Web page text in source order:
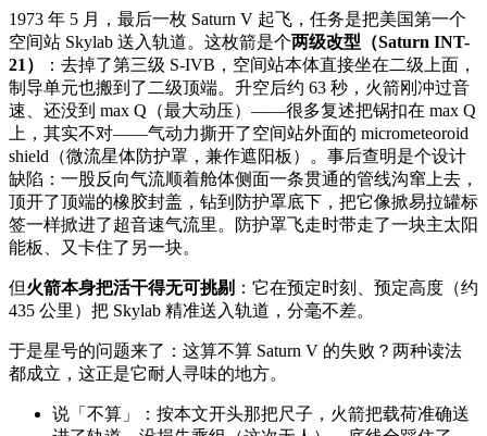
1973 年 5 月，最后一枚 Saturn V 起飞，任务是把美国第一个
空间站 Skylab 送入轨道。这枚箭是个两级改型（Saturn INT-
21）
：去掉了第三级 S-IVB，空间站本体直接坐在二级上面，
制导单元也搬到了二级顶端。升空后约 63 秒，火箭刚冲过音
速、还没到 max Q（最大动压）——很多复述把锅扣在 max Q
上，其实不对——气动力撕开了空间站外面的 micrometeoroid
shield（微流星体防护罩，兼作遮阳板）。事后查明是个设计
缺陷：一股反向气流顺着舱体侧面一条贯通的管线沟窜上去，
顶开了顶端的橡胶封盖，钻到防护罩底下，把它像掀易拉罐标
签一样掀进了超音速气流里。防护罩飞走时带走了一块主太阳
能板、又卡住了另一块。
但火箭本身把活干得无可挑剔 ：它在预定时刻、预定高度（约
435 公里）把 Skylab 精准送入轨道，分毫不差。
于是星号的问题来了：这算不算 Saturn V 的失败？两种读法
都成立，这正是它耐人寻味的地方。
说「不算」：按本文开头那把尺子，火箭把载荷准确送